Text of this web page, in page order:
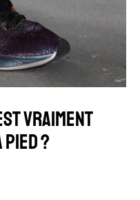
VRAIMENT
PIED ?